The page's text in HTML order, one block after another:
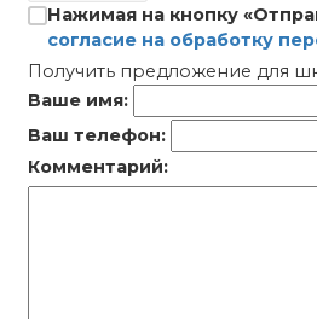
Нажимая на кнопку
согласие на обработку
Получить предложение для
Ваше имя:
Ваш телефон:
Комментарий: